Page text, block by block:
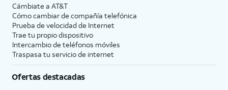
Cámbiate a AT&T
Cómo cambiar de compañía telefónica
Prueba de velocidad de Internet
Trae tu propio dispositivo
Intercambio de teléfonos móviles
Traspasa tu servicio de internet
Ofertas destacadas